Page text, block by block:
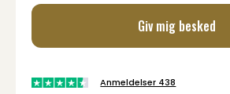
Giv mig besked
Anmeldelser 438